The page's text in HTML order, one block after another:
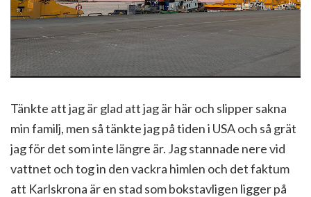
Tänkte att jag är glad att jag är här och slipper sakna
min familj, men så tänkte jag på tiden i USA och så grät
jag för det som inte längre är. Jag stannade nere vid
vattnet och tog in den vackra himlen och det faktum
att Karlskrona är en stad som bokstavligen ligger på